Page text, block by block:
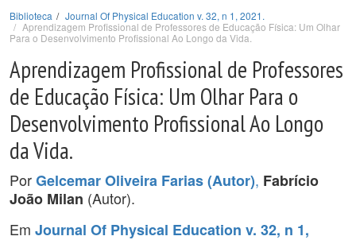
Biblioteca
Journal Of Physical Education v. 32, n 1, 2021.
Aprendizagem Profissional de Professores de Educação Física: Um Olhar
Para o Desenvolvimento Profissional Ao Longo da Vida.
Aprendizagem Profissional de Professores
de Educação Física: Um Olhar Para o
Desenvolvimento Profissional Ao Longo
da Vida.
PorGelcemar Oliveira Farias (Autor), Fabrício
João Milan (Autor).
Em Journal Of Physical Education v. 32, n 1,